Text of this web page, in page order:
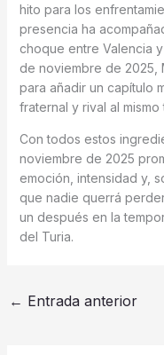
hito para los
presencia ha
choque entre Valencia
de noviembre de 2025,
para añadir un capítulo
fraternal y rival al mismo
Con todos estos
noviembre de 2025
emoción, intensidad y,
que nadie querrá
un después en la
del Turia.
← Entrada anterior